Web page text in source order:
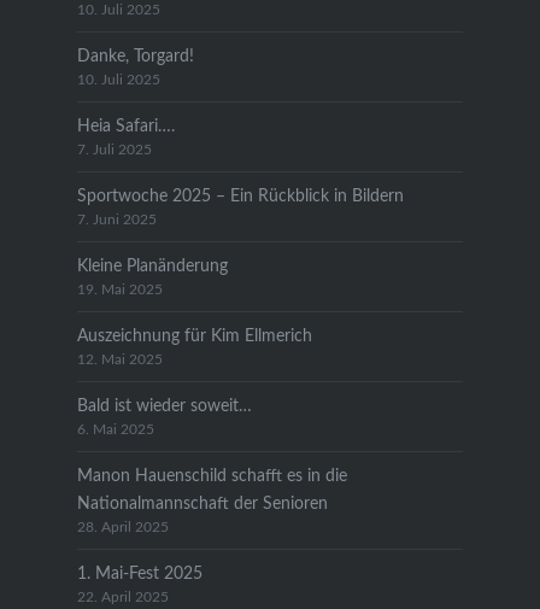
10. Juli 2025
Danke, Torgard!
10. Juli 2025
Heia Safari….
7. Juli 2025
Sportwoche 2025 – Ein Rückblick in Bildern
7. Juni 2025
Kleine Planänderung
19. Mai 2025
Auszeichnung für Kim Ellmerich
12. Mai 2025
Bald ist wieder soweit…
6. Mai 2025
Manon Hauenschild schafft es in die
Nationalmannschaft der Senioren
28. April 2025
1. Mai-Fest 2025
22. April 2025